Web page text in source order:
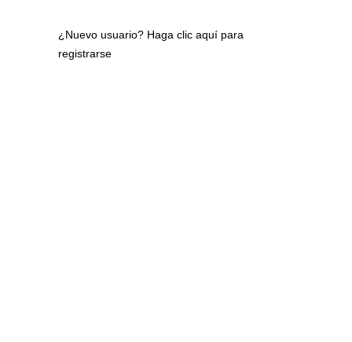
¿Nuevo usuario? Haga clic aquí para
registrarse